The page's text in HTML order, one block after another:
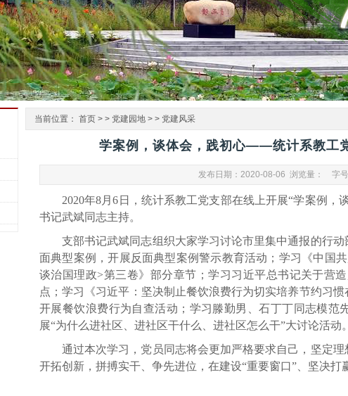
当前位置： 首页 > > 党建园地 > > 党建风采
学案例，谈体会，践初心——统计系教工
发布日期：2020-08-06 浏览量： 字
2020年8月6 日，统计系教工党支部在线上开展“学案例，
书记武斌同志主持。
支部书记武斌同志组织大家学习讨论市里集中通报的行
面典型案例，开展反面典型案例警示教育活动；学习《中国
谈治国理政>第三卷》部分章节；学习习近平总书记关于营
点；学习《习近平：坚决制止餐饮浪费行为切实培养节约习
开展餐饮浪费行为自查活动 ；学习滕勤男、石丁丁同志模
展“为什么进社区、进社区干什么、进社区怎么干”大讨论活动。
通过本次学习，党员同志将会更加严格要求自己，坚定理
开拓创新，拼搏实干、争先进位，在建设“重要窗口”、坚决打